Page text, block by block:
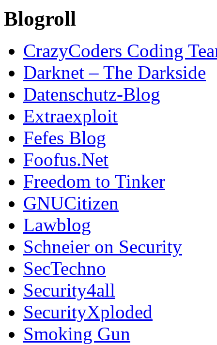
Blogroll
CrazyCoders Coding
Darknet – The Darkside
Datenschutz-Blog
Extraexploit
Fefes Blog
Foofus.Net
Freedom to Tinker
GNUCitizen
Lawblog
Schneier on Security
SecTechno
Security4all
SecurityXploded
Smoking Gun